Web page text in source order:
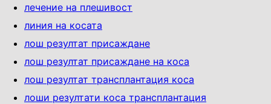
лечение на плешивост
линия на косата
лош резултат присаждане
лош резултат присаждане на коса
лош резултат трансплантация коса
лоши резултати коса трансплантация